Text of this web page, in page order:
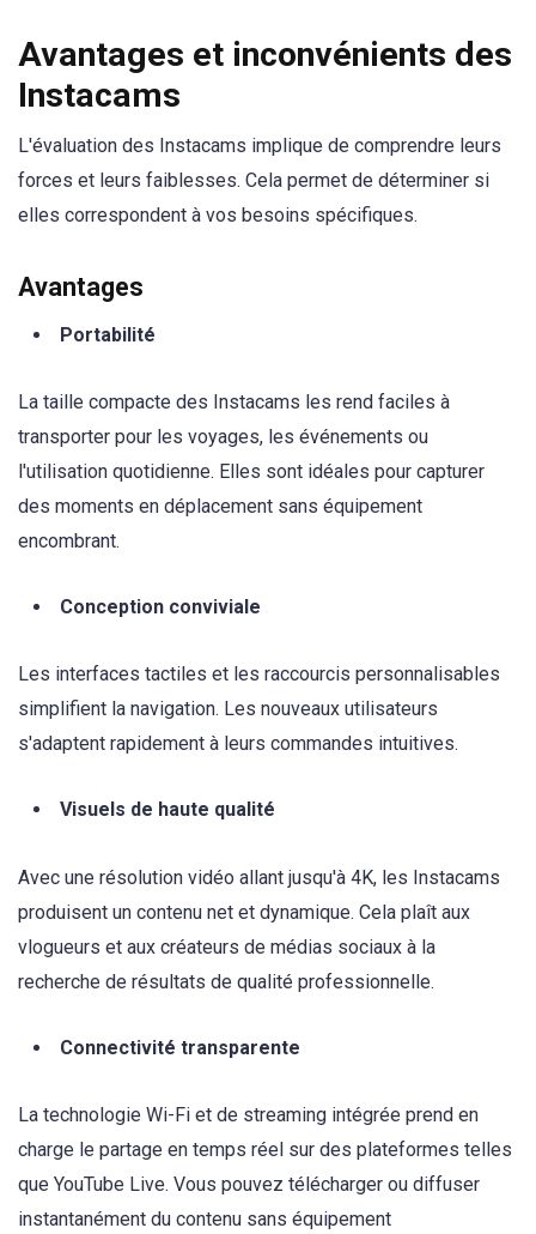
Avantages et inconvénients des
Instacams
L'évaluation des Instacams implique de comprendre leurs
forces et leurs faiblesses. Cela permet de déterminer si
elles correspondent à vos besoins spécifiques.
Avantages
Portabilité
La taille compacte des Instacams les rend faciles à
transporter pour les voyages, les événements ou
l'utilisation quotidienne. Elles sont idéales pour capturer
des moments en déplacement sans équipement
encombrant.
Conception conviviale
Les interfaces tactiles et les raccourcis personnalisables
simplifient la navigation. Les nouveaux utilisateurs
s'adaptent rapidement à leurs commandes intuitives.
Visuels de haute qualité
Avec une résolution vidéo allant jusqu'à 4K, les Instacams
produisent un contenu net et dynamique. Cela plaît aux
vlogueurs et aux créateurs de médias sociaux à la
recherche de résultats de qualité professionnelle.
Connectivité transparente
La technologie Wi-Fi et de streaming intégrée prend en
charge le partage en temps réel sur des plateformes telles
que YouTube Live. Vous pouvez télécharger ou diffuser
instantanément du contenu sans équipement